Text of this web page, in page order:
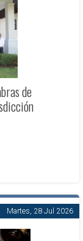
de
Martes, 28 Jul 2026